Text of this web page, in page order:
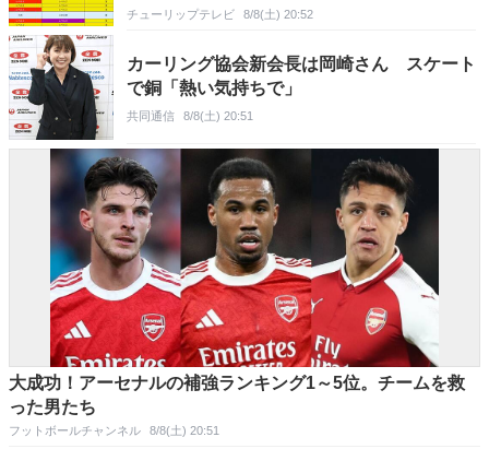
と風のシミュレーション】
チューリップテレビ 8/8(土) 20:52
カーリング協会新会長は岡崎さん スケート
で銅「熱い気持ちで」
共同通信 8/8(土) 20:51
大成功！アーセナルの補強ランキング1～5位。チームを救
った男たち
フットボールチャンネル 8/8(土) 20:51